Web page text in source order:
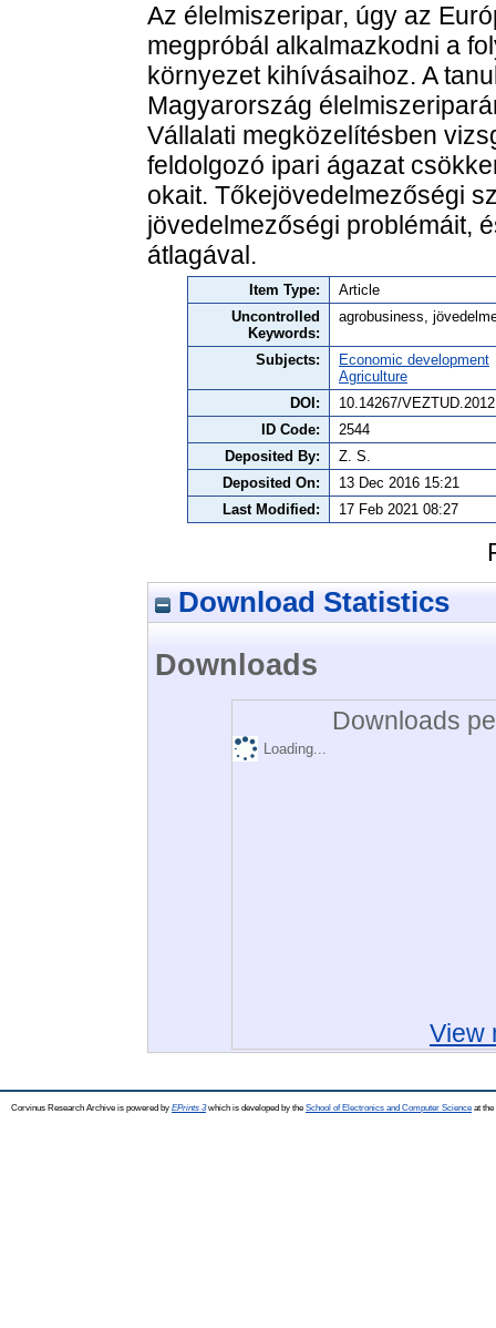
Az élelmiszeripar, úgy az
megpróbál alkalmazkodni a
környezet kihívásaihoz. A
Magyarország
Vállalati megközelítésben
feldolgozó ipari ágazat
okait. Tőkejövedelmezőségi
jövedelmezőségi problémáit,
átlagával.
Item Type:
Article
Uncontrolled
Keywords:
agrobusiness,
Subjects:
Economic development
Agriculture
DOI:
10.14267/
ID Code:
2544
Deposited By:
Z. S.
Deposited On:
13 Dec 2016 15:21
Last Modified:
17 Feb 2021 08:27
Download Statistics
Downloads
Downloads
Loading...
View
Corvinus Research Archive is powered by EPrints 3which is developed by the School of Electronics and Computer Science at